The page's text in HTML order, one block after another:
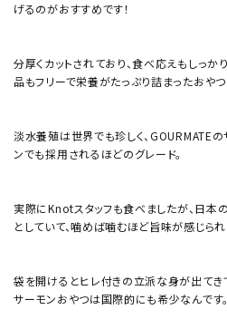
げるのがおすすめです！
分厚くカットされており、食べ応えもしっか
品もフリーで栄養がたっぷり詰まったおやつ
淡水養殖は世界でも珍しく、GOURMATE
ンでも採用されるほどのグレード。
実際にKnotスタッフも食べましたが、日本
としていて、噛めば噛むほど旨味が感じられ
袋を開けるとヒレ付きの立派な身が出てき
サーモンおやつは国際的にも希少なんです。